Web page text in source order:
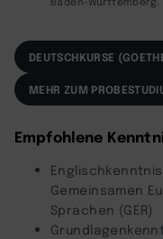
DEUTSCHKURSE
MEHR ZUM
Empfohlene
Gemeinsamen
Sprachen (GER)